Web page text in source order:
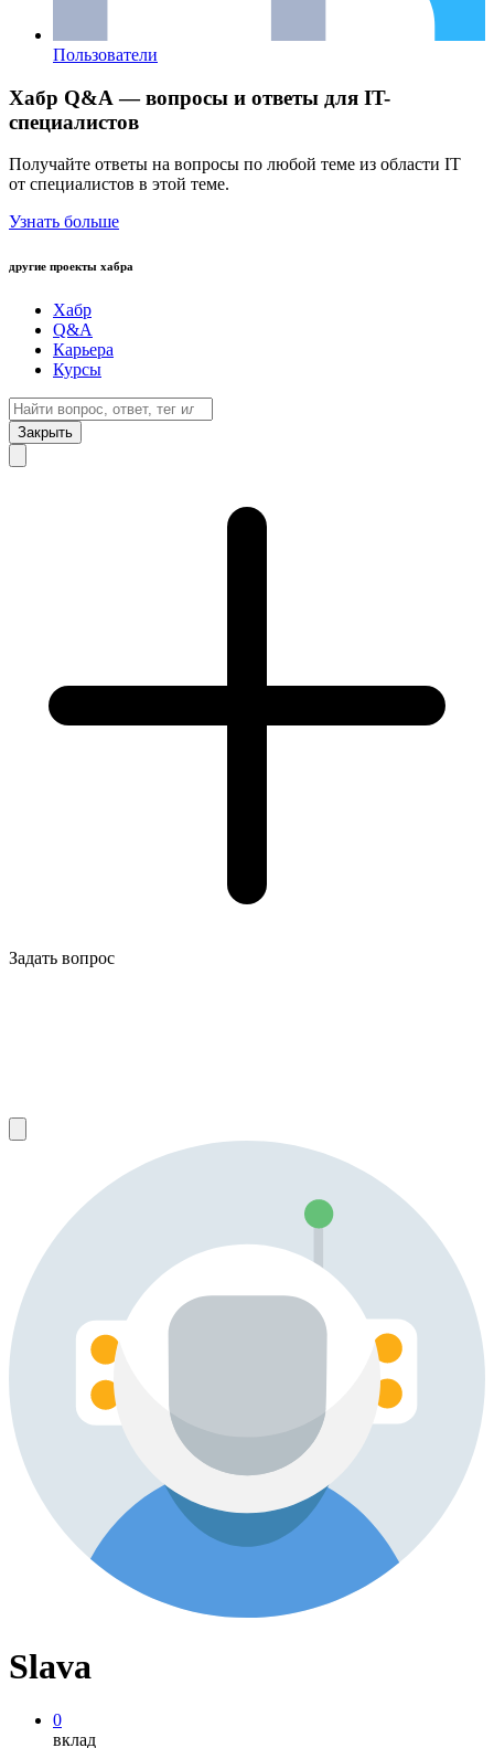
Пользователи
Хабр Q&A — вопросы и ответы для IT-
специалистов
Получайте ответы на вопросы по любой теме из области IT
от специалистов в этой теме.
Узнать больше
другие проекты хабра
Хабр
Q&A
Карьера
Курсы
Закрыть
Задать вопрос
Slava
0
вклад